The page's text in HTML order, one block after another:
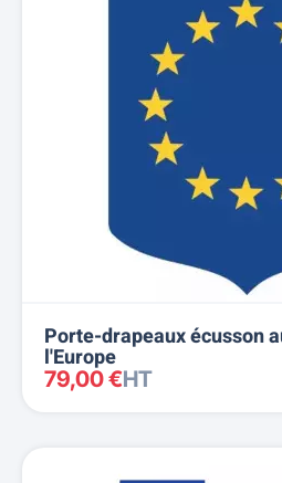
Porte-drapeaux écusson
l'Europe
79,00 €HT